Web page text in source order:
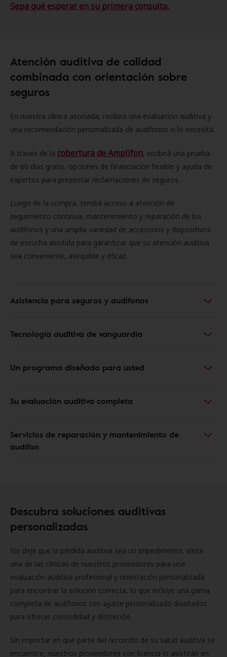
Sepa qué esperar en su primera consulta.
Atención auditiva de calidad
combinada con orientación sobre
seguros
En nuestra clínica asociada, recibirá una evaluación auditiva y
una recomendación personalizada de audífonos si lo necesita.
A través de la cobertura de Amplifon, recibirá una prueba
de 60 días gratis, opciones de financiación flexible y ayuda de
expertos para presentar reclamaciones de seguros.
Luego de la compra, tendrá acceso a atención de
seguimiento continua, mantenimiento y reparación de los
audífonos y una amplia variedad de accesorios y dispositivos
de escucha asistida para garantizar que su atención auditiva
sea conveniente, asequible y eficaz.
Asistencia para seguros y audífonos
Tecnología auditiva de vanguardia
Un programa diseñado para usted
Su evaluación auditiva completa
Servicios de reparación y mantenimiento de
audífon
Descubra soluciones auditivas
personalizadas
No deje que la pérdida auditiva sea un impedimento. Visite
una de las clínicas de nuestros proveedores para una
evaluación auditiva profesional y orientación personalizada
para encontrar la solución correcta, lo que incluye una gama
completa de audífonos con ajuste personalizado diseñados
para ofrecer comodidad y discreción.
Sin importar en qué parte del recorrido de su salud auditiva se
encuentre, nuestros proveedores con licencia lo asistirán en